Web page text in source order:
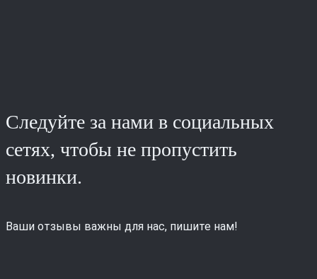
Следуйте за нами в социальных
сетях, чтобы не пропустить
новинки.
Ваши отзывы важны для нас, пишите нам!